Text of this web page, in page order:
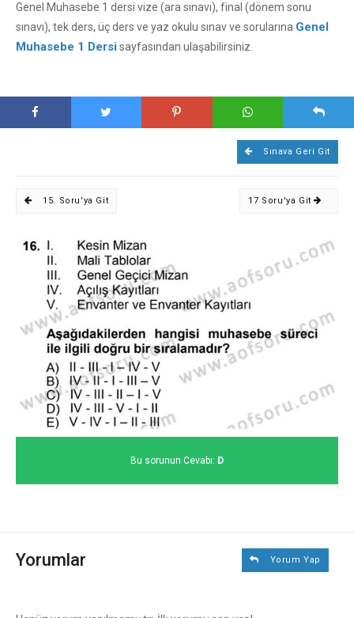
Genel Muhasebe 1 dersi vize (ara sınavı), final (dönem sonu
sınavı), tek ders, üç ders ve yaz okulu sınav ve sorularına Genel
Muhasebe 1 Dersisayfasından ulaşabilirsiniz.
Sınava Geri Git
15. Soru'ya Git 17 Soru'ya Git
Bu sorunun Cevabı: D
Yorumlar Yorum Yap